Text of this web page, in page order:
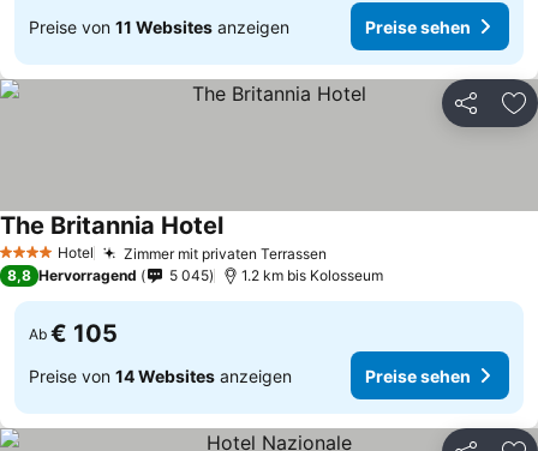
Preise von 11 Websites anzeigen Preise sehen
Teilen
4 Sterne Hotel Zimmer mit privaten Terrassen
The Britannia Hotel
8,8 Hervorragend 5 045 1.2 km bis Kolosseum
Ab € 105
Preise von 14 Websites anzeigen Preise sehen